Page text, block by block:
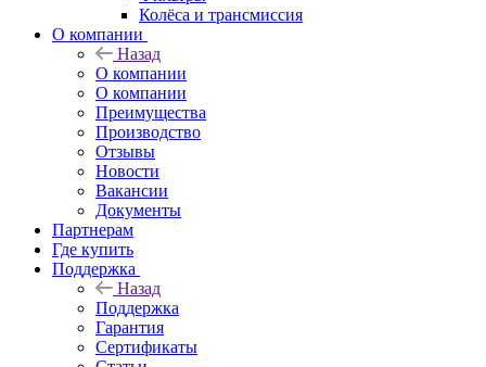
Колёса и трансмиссия
О компании
Назад
О компании
О компании
Преимущества
Производство
Отзывы
Новости
Вакансии
Документы
Партнерам
Где купить
Поддержка
Назад
Поддержка
Гарантия
Сертификаты